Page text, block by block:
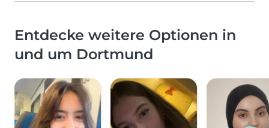
Entdecke weitere Optionen in
und um Dortmund